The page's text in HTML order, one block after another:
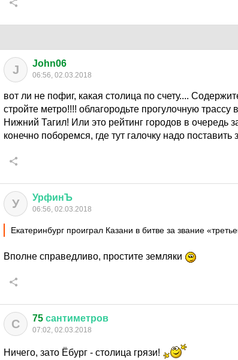
J John06
06:56, 02.03.2018
вот ли не пофиг, какая столица по счету....
стройте метро!!!! облагородьте прогулочную
Нижний Тагил! Или это рейтинг городов в очередь
конечно поборемся, где тут галочку надо поставить
У УрфинЪ
06:56, 02.03.2018
Екатеринбург проиграл Казани в битве за звание
Вполне справедливо, простите земляки
С 75 сантиметров
07:02, 02.03.2018
Ничего, зато Ёбург - столица грязи!